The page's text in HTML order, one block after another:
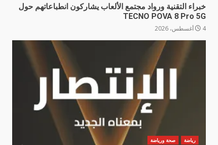
خبراء التقنية ورواد مجتمع الألعاب يشاركون انطباعاتهم حول
TECNO POVA 8 Pro 5G
4 أغسطس، 2026
رياضة صحة ورياضة